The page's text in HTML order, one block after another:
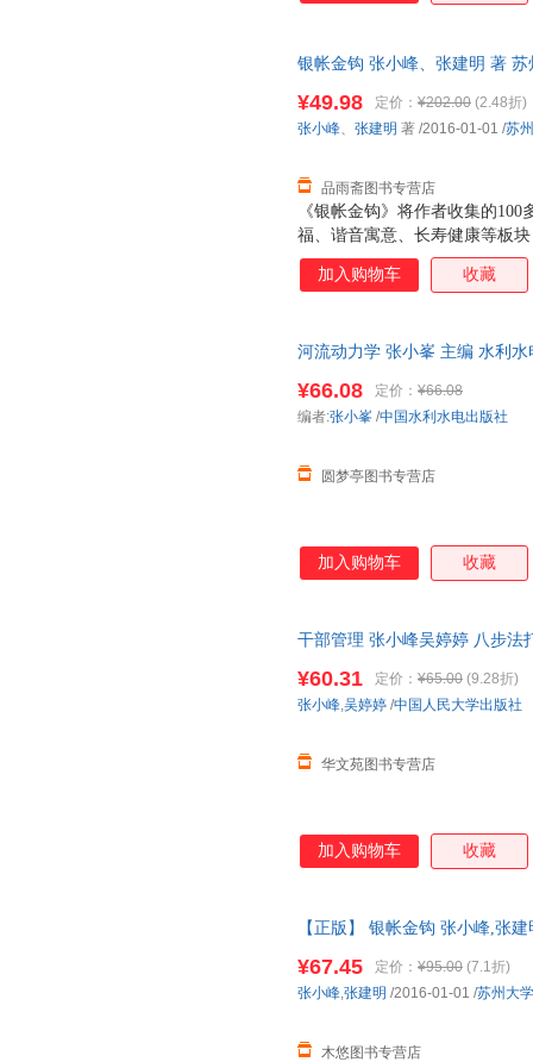
银帐金钩 张小峰、张建明 著
《银帐金钩》将作者收集的
福、谐音寓意、长寿健康等板
变，附以特写，充分展示了帐
单介绍了《银帐金钩》的缘起。
¥49.98 定价： ¥202.00 (2.48折)
品雨斋图书专营店
张小峰、 张建明 著 /2016-01-01 /苏
加入购物车 收藏
河流动力学 张小峯 主编 水利水
¥66.08 定价： ¥66.08
圆梦亭图书专营店
编者:张小峯 /中国水利水电出版社
加入购物车 收藏
干部管理 张小峰吴婷婷 八步法
¥60.31 定价： ¥65.00 (9.28折)
华文苑图书专营店
张小峰,吴婷婷 /中国人民大学出版社
加入购物车 收藏
【正版】 银帐金钩 张小峰,张
¥67.45 定价： ¥95.00 (7.1折)
木悠图书专营店
张小峰,张建明 /2016-01-01 /苏州大